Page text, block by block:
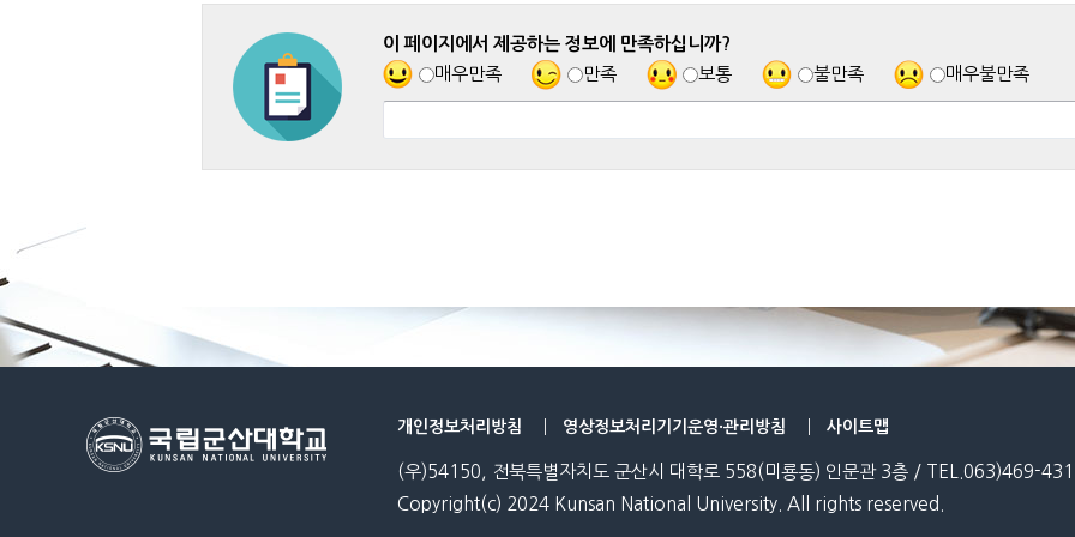
이 페이지에서 제공하는 정보에 만족하십니까?
매우만족
만족 보통 불만족 매우불만족
개인정보처리방침 영상정보처리기기운영·관리방침 사이트맵
(우)54150, 전북특별자치도 군산시 대학로 558(미룡동) 인문관 3층 / TEL.063)469-
Copyright(c) 2024 Kunsan National University. All rights reserved.